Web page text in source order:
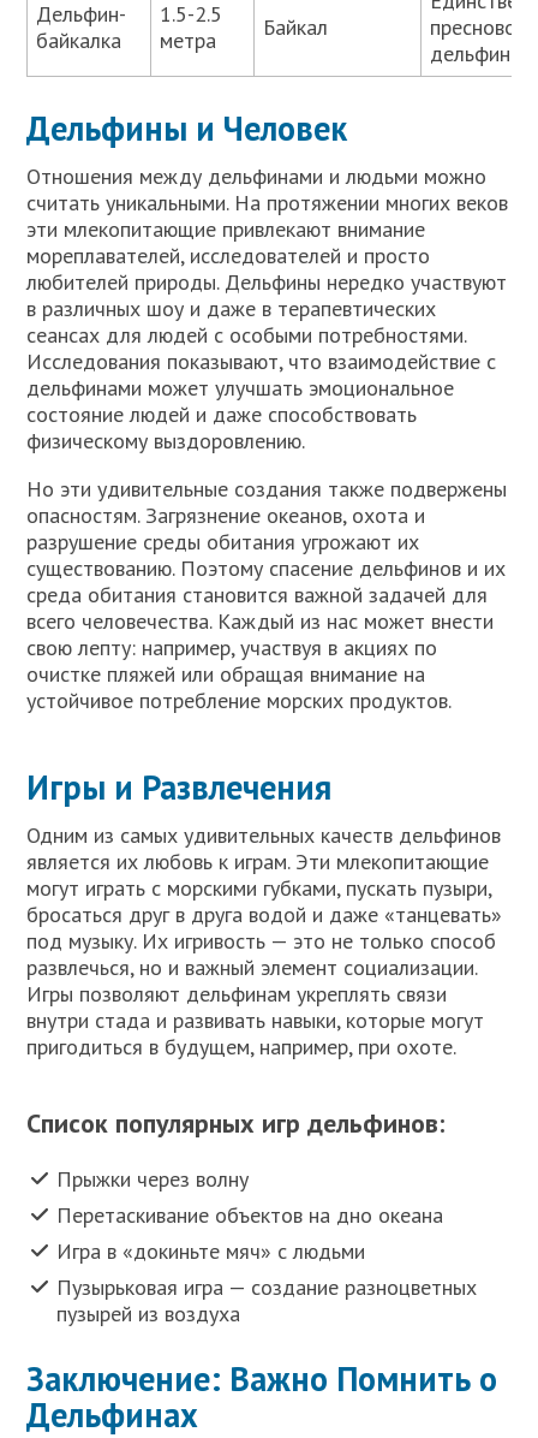
Дельфин-
байкалка
1.5-2.5
метра
Байкал
дельфин
Дельфины и Человек
Отношения между дельфинами и людьми можно
считать уникальными. На протяжении многих веков
эти млекопитающие привлекают внимание
мореплавателей, исследователей и просто
любителей природы. Дельфины нередко участвуют
в различных шоу и даже в терапевтических
сеансах для людей с особыми потребностями.
Исследования показывают, что взаимодействие с
дельфинами может улучшать эмоциональное
состояние людей и даже способствовать
физическому выздоровлению.
Но эти удивительные создания также подвержены
опасностям. Загрязнение океанов, охота и
разрушение среды обитания угрожают их
существованию. Поэтому спасение дельфинов и их
среда обитания становится важной задачей для
всего человечества. Каждый из нас может внести
свою лепту: например, участвуя в акциях по
очистке пляжей или обращая внимание на
устойчивое потребление морских продуктов.
Игры и Развлечения
Одним из самых удивительных качеств дельфинов
является их любовь к играм. Эти млекопитающие
могут играть с морскими губками, пускать пузыри,
бросаться друг в друга водой и даже «танцевать»
под музыку. Их игривость — это не только способ
развлечься, но и важный элемент социализации.
Игры позволяют дельфинам укреплять связи
внутри стада и развивать навыки, которые могут
пригодиться в будущем, например, при охоте.
Список популярных игр дельфинов:
Прыжки через волну
Перетаскивание объектов на дно океана
Игра в «докиньте мяч» с людьми
Пузырьковая игра — создание разноцветных
пузырей из воздуха
Заключение: Важно Помнить о
Дельфинах